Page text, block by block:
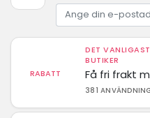
RABATT
DET
BUTIKER
Få fri frakt
381